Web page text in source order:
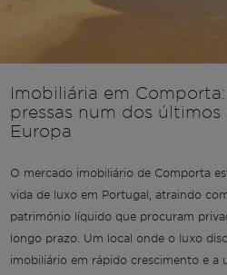
Imobiliária em
pressas num dos
Europa
O mercado imobiliário de Comporta
vida de luxo em Portugal, atraindo
património líquido que procuram
longo prazo. Um local onde o luxo
imobiliário em rápido crescimento e a